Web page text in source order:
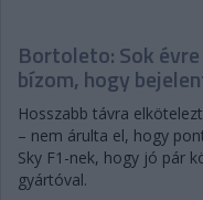
Bortoleto: Sok
bízom, hogy
Hosszabb távra
– nem árulta el, hogy
Sky F1-nek, hogy jó pár
gyártóval.